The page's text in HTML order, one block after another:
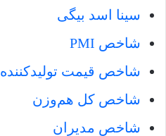
سینا اسد بیگی
شاخص PMI
شاخص قیمت تولیدکننده
شاخص کل هم‌وزن
شاخص مدیران